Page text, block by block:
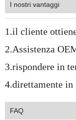
I nostri vantaggi
1.il cliente
2.Assistenza
3.rispondere in
4.direttamente
FAQ